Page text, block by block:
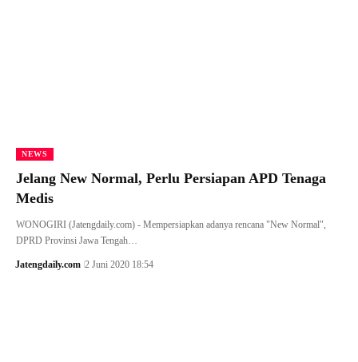
NEWS
Jelang New Normal, Perlu Persiapan APD Tenaga
Medis
WONOGIRI (Jatengdaily.com) - Mempersiapkan adanya rencana "New Normal",
DPRD Provinsi Jawa Tengah…
Jatengdaily.com 2 Juni 2020 18:54